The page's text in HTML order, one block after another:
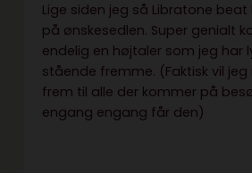
Lige siden jeg så Libratone
på ønskesedlen. Super genialt
endelig en højtaler som jeg har
stående fremme. (Faktisk vil jeg
frem til alle der kommer på
engang engang får den)